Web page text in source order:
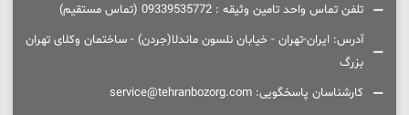
تلفن تماس واحد تامین وثیقه : 09339535772 (تماس مستقیم)
آدرس: ایران-تهران - خیابان نلسون ماندلا(جردن) - ساختمان وکلای تهران
بزرگ
کارشناسان پاسخگویی: service@tehranbozorg.com